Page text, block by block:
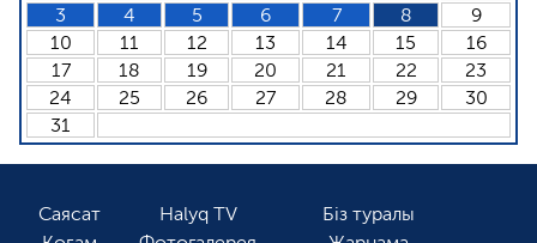
3
4 5 6 7 8
9
10
11 12 13 14 15
16
17
18 19 20 21 22
23
24
25 26 27 28 29
30
31
Саясат
Halyq TV
Біз туралы